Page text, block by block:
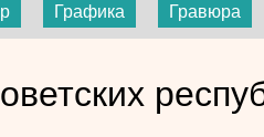
Графика Гравюра